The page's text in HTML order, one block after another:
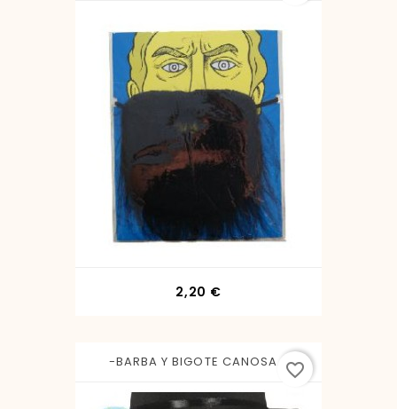
2,20 €
-BARBA Y BIGOTE CANOSA...favorite_border